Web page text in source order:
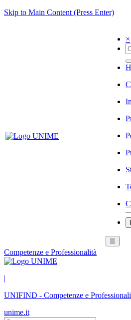
Skip to Main Content (Press Enter)
×
☰
Competenze e Professionalità
|
UNIFIND - Competenze e
unime.it